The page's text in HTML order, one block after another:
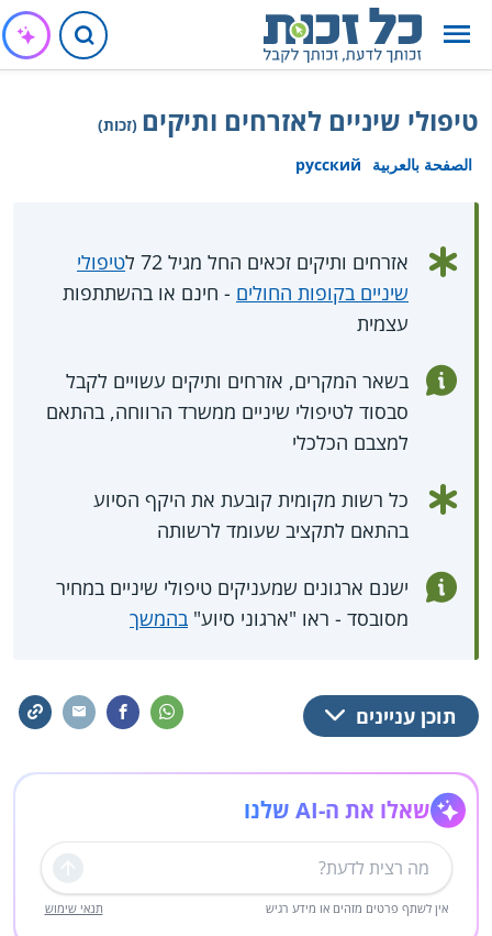
טיפולי שיניים לאזרחים ותיקים (זכות)
الصفحة بالعربية
русский
אזרחים ותיקים זכאים החל מגיל 72 ל
טיפולי
שיניים בקופות החולים - חינם או בהשתתפות
עצמית
בשאר המקרים, אזרחים ותיקים עשויים לקבל
סבסוד לטיפולי שיניים ממשרד הרווחה, בהתאם
למצבם הכלכלי
כל רשות מקומית קובעת את היקף הסיוע
בהתאם לתקציב שעומד לרשותה
ישנם ארגונים שמעניקים טיפולי שיניים במחיר
מסובסד - ראו "ארגוני סיוע" בהמשך
תוכן עניינים
שאלו את ה-AI שלנו
שליחה
אין לשתף פרטים מזהים או מידע רגיש תנאי שימוש